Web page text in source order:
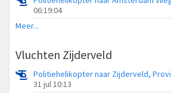
06:19:04
Meer...
Vluchten Zijderveld
31 jul 10:13